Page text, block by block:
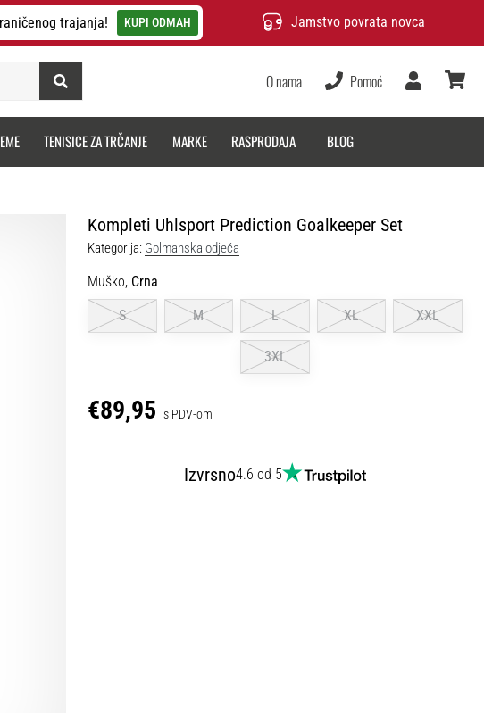
trajanja! KUPI ODMAH Jamstvo povrata novca
O nama Pomoć
Korisnik
TENISICE ZA TRČANJE MARKE RASPRODAJA BLOG
Kompleti Uhlsport Prediction Goalkeeper Set
Kategorija: Golmanska odjeća
Muško, Crna
S
M L XL XXL
3XL
€89,95 s PDV-om
Izvrsno4.6 od 5